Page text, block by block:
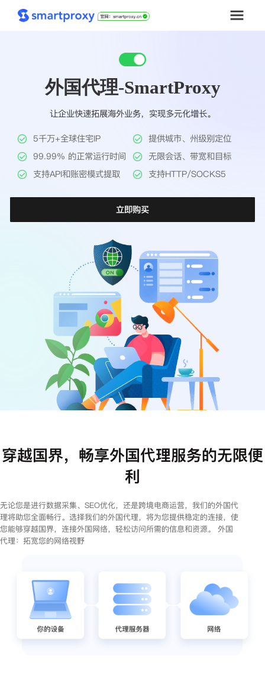
套餐购买
解决方案
工具
帮助中心
外国代理-SmartProxy
让企业快速拓展海外业务，实现多元化增长。
5千万+全球住宅IP
提供城市、州级别定位
99.99% 的正常运行时间
无限会话、带宽和目标
支持API和账密模式提取
支持HTTP/SOCKS5
立即购买
穿越国界，畅享外国代理服务的无限便
利
无论您是进行数据采集、SEO优化，还是跨境电商运营，我们的外国代
理将助您全面畅行。选择我们的外国代理，将为您提供稳定的连接，使
您能够穿越国界，连接外国网络，轻松访问所需的信息和资源。 外国
代理：拓宽您的网络视野